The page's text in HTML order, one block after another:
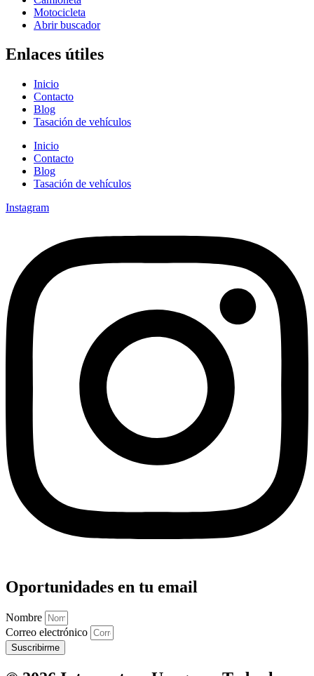
Motocicleta
Abrir buscador
Enlaces útiles
Inicio
Contacto
Blog
Tasación de vehículos
Inicio
Contacto
Blog
Tasación de vehículos
Instagram
Oportunidades en tu email
Nombre
Correo electrónico
Suscribirme